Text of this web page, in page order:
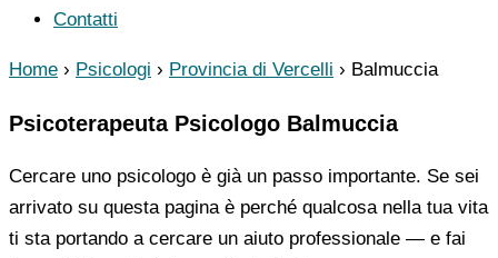
Contatti
Home › Psicologi › Provincia di Vercelli › Balmuccia
Psicoterapeuta Psicologo Balmuccia
Cercare uno psicologo è già un passo importante. Se sei
arrivato su questa pagina è perché qualcosa nella tua vita
ti sta portando a cercare un aiuto professionale — e fai